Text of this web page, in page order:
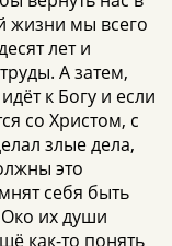
жизни мы всего
лет и
А затем,
к Богу и если
со Христом, с
злые дела,
это
себя быть
их души
как-то понять